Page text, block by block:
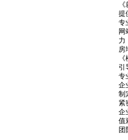
提
专
网
力
房
引
专
企
制
紧
企
值
团